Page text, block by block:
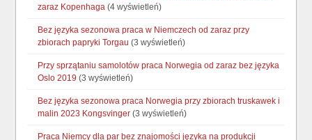
zaraz Kopenhaga (4 wyświetleń)
Bez języka sezonowa praca w Niemczech od zaraz przy
zbiorach papryki Torgau (3 wyświetleń)
Przy sprzątaniu samolotów praca Norwegia od zaraz bez języka
Oslo 2019 (3 wyświetleń)
Bez języka sezonowa praca Norwegia przy zbiorach truskawek i
malin 2023 Kongsvinger (3 wyświetleń)
Praca Niemcy dla par bez znajomości języka na produkcji